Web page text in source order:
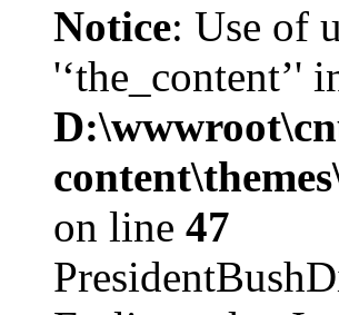
Notice: Use of
'‘the_content’'
on line 47